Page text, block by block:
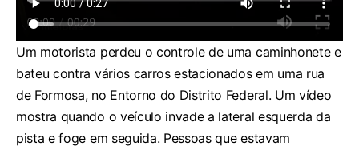
Um motorista perdeu o controle de uma caminhonete e
bateu contra vários carros estacionados em uma rua
de Formosa, no Entorno do Distrito Federal. Um vídeo
mostra quando o veículo invade a lateral esquerda da
pista e foge em seguida. Pessoas que estavam